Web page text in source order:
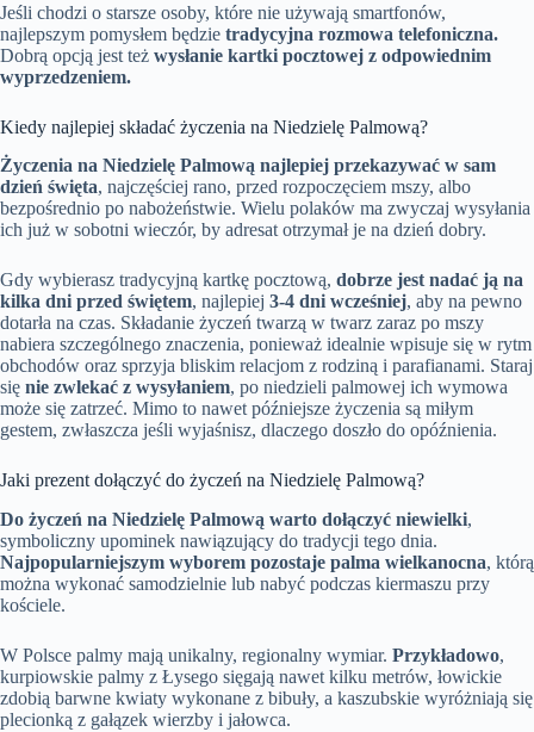
Jeśli chodzi o starsze osoby, które nie używają smartfonów,
najlepszym pomysłem będzie tradycyjna rozmowa telefoniczna.
Dobrą opcją jest też wysłanie kartki pocztowej z odpowiednim
wyprzedzeniem.
Kiedy najlepiej składać życzenia na Niedzielę Palmową?
Życzenia na Niedzielę Palmową najlepiej przekazywać w sam
dzień święta, najczęściej rano, przed rozpoczęciem mszy, albo
bezpośrednio po nabożeństwie. Wielu polaków ma zwyczaj wysyłania
ich już w sobotni wieczór, by adresat otrzymał je na dzień dobry.
Gdy wybierasz tradycyjną kartkę pocztową, dobrze jest nadać ją na
kilka dni przed świętem, najlepiej 3-4 dni wcześniej, aby na pewno
dotarła na czas. Składanie życzeń twarzą w twarz zaraz po mszy
nabiera szczególnego znaczenia, ponieważ idealnie wpisuje się w rytm
obchodów oraz sprzyja bliskim relacjom z rodziną i parafianami. Staraj
się nie zwlekać z wysyłaniem, po niedzieli palmowej ich wymowa
może się zatrzeć. Mimo to nawet późniejsze życzenia są miłym
gestem, zwłaszcza jeśli wyjaśnisz, dlaczego doszło do opóźnienia.
Jaki prezent dołączyć do życzeń na Niedzielę Palmową?
Do życzeń na Niedzielę Palmową warto dołączyć niewielki,
symboliczny upominek nawiązujący do tradycji tego dnia.
Najpopularniejszym wyborem pozostaje palma wielkanocna, którą
można wykonać samodzielnie lub nabyć podczas kiermaszu przy
kościele.
W Polsce palmy mają unikalny, regionalny wymiar. Przykładowo,
kurpiowskie palmy z Łysego sięgają nawet kilku metrów, łowickie
zdobią barwne kwiaty wykonane z bibuły, a kaszubskie wyróżniają się
plecionką z gałązek wierzby i jałowca.